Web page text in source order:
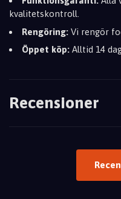
kvalitetskontroll.
Rengöring: Vi rengör
Öppet köp: Alltid 14
Recensioner